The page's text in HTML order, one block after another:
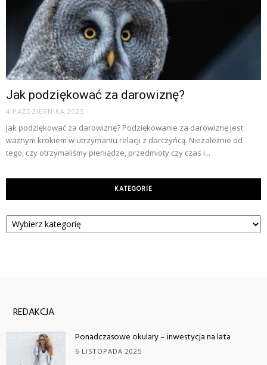
Jak podziękować za darowiznę?
4 PAŹDZIERNIKA 2025
Jak podziękować za darowiznę? Podziękowanie za darowiznę jest
ważnym krokiem w utrzymaniu relacji z darczyńcą. Niezależnie od
tego, czy otrzymaliśmy pieniądze, przedmioty czy czas i...
KATEGORIE
Kategorie
REDAKCJA
Ponadczasowe okulary – inwestycja na lata
6 LISTOPADA 2025